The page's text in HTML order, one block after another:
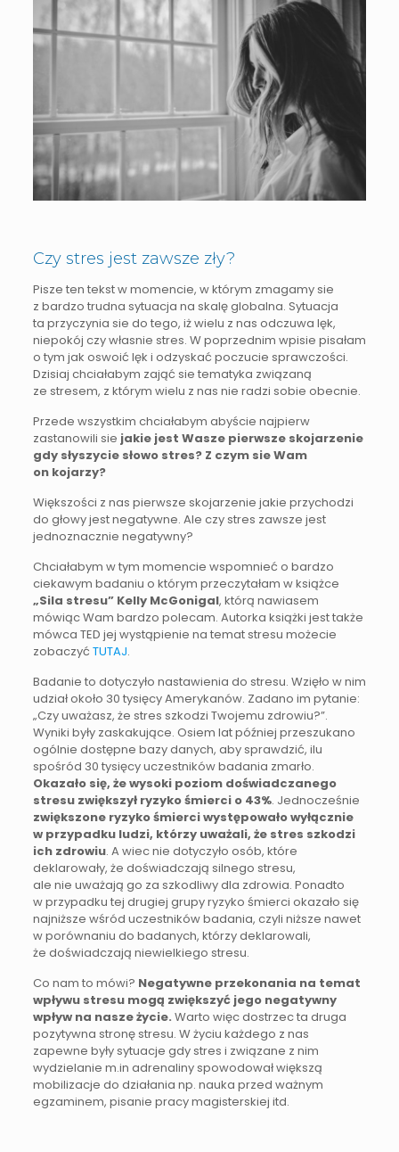
Czy stres jest zawsze zły?
Pisze ten tekst w momencie, w którym zmagamy sie
z bardzo trudna sytuacja na skalę globalna. Sytuacja
ta przyczynia sie do tego, iż wielu z nas odczuwa lęk,
niepokój czy własnie stres. W poprzednim wpisie pisałam
o tym jak oswoić lęk i odzyskać poczucie sprawczości.
Dzisiaj chciałabym zająć sie tematyka związaną
ze stresem, z którym wielu z nas nie radzi sobie obecnie.
Przede wszystkim chciałabym abyście najpierw
zastanowili sie jakie jest Wasze pierwsze skojarzenie
gdy słyszycie słowo stres? Z czym sie Wam
on kojarzy?
Większości z nas pierwsze skojarzenie jakie przychodzi
do głowy jest negatywne. Ale czy stres zawsze jest
jednoznacznie negatywny?
Chciałabym w tym momencie wspomnieć o bardzo
ciekawym badaniu o którym przeczytałam w książce
„Sila stresu” Kelly McGonigal, którą nawiasem
mówiąc Wam bardzo polecam. Autorka książki jest także
mówca TED jej wystąpienie na temat stresu możecie
zobaczyć TUTAJ.
Badanie to dotyczyło nastawienia do stresu. Wzięło w nim
udział około 30 tysięcy Amerykanów. Zadano im pytanie:
„Czy uważasz, że stres szkodzi Twojemu zdrowiu?”.
Wyniki były zaskakujące. Osiem lat później przeszukano
ogólnie dostępne bazy danych, aby sprawdzić, ilu
spośród 30 tysięcy uczestników badania zmarło.
Okazało się, że wysoki poziom doświadczanego
stresu zwiększył ryzyko śmierci o 43%. Jednocześnie
zwiększone ryzyko śmierci występowało wyłącznie
w przypadku ludzi, którzy uważali, że stres szkodzi
ich zdrowiu. A wiec nie dotyczyło osób, które
deklarowały, że doświadczają silnego stresu,
ale nie uważają go za szkodliwy dla zdrowia. Ponadto
w przypadku tej drugiej grupy ryzyko śmierci okazało się
najniższe wśród uczestników badania, czyli niższe nawet
w porównaniu do badanych, którzy deklarowali,
że doświadczają niewielkiego stresu.
Co nam to mówi? Negatywne przekonania na temat
wpływu stresu mogą zwiększyć jego negatywny
wpływ na nasze życie. Warto więc dostrzec ta druga
pozytywna stronę stresu. W życiu każdego z nas
zapewne były sytuacje gdy stres i związane z nim
wydzielanie m.in adrenaliny spowodował większą
mobilizacje do działania np. nauka przed ważnym
egzaminem, pisanie pracy magisterskiej itd.